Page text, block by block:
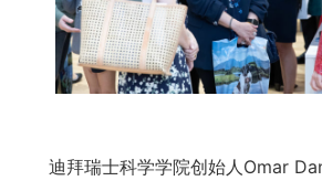
迪拜瑞士科学学院创始人Omar